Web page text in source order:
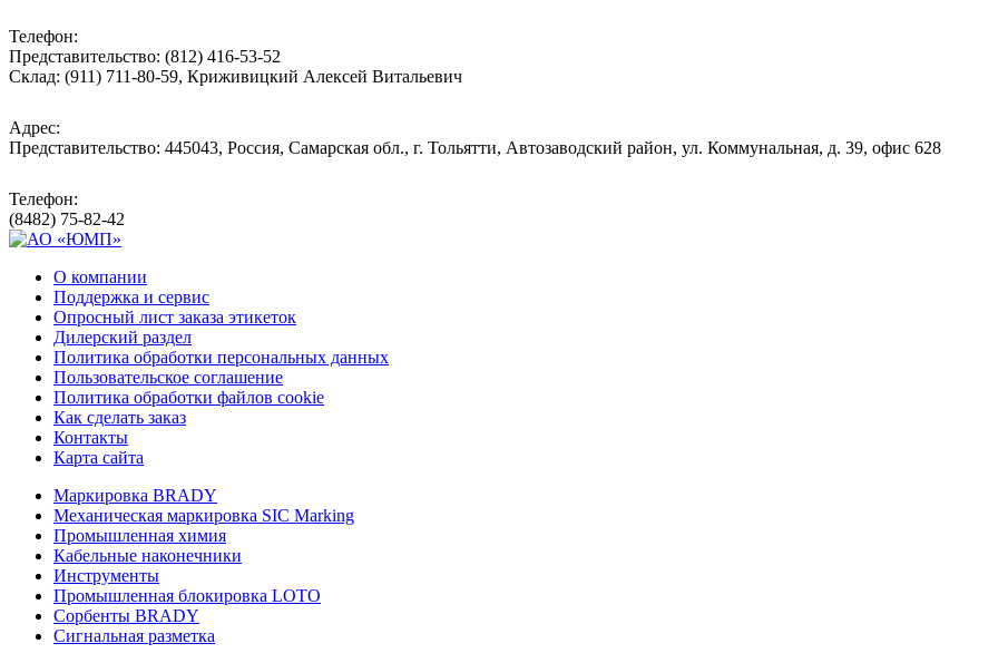
Телефон:
Представительство: (812) 416-53-52
Склад: (911) 711-80-59, Криживицкий Алексей Витальевич
Адрес:
Представительство: 445043, Россия, Самарская обл., г. Тольятти, Автозаводский район, ул. Коммунальная, д. 39, офис 628
Телефон:
(8482) 75-82-42
О компании
Поддержка и сервис
Опросный лист заказа этикеток
Дилерский раздел
Политика обработки персональных данных
Пользовательское соглашение
Политика обработки файлов cookie
Как сделать заказ
Контакты
Карта сайта
Маркировка BRADY
Механическая маркировка SIC Marking
Промышленная химия
Кабельные наконечники
Инструменты
Промышленная блокировка LOTO
Сорбенты BRADY
Сигнальная разметка